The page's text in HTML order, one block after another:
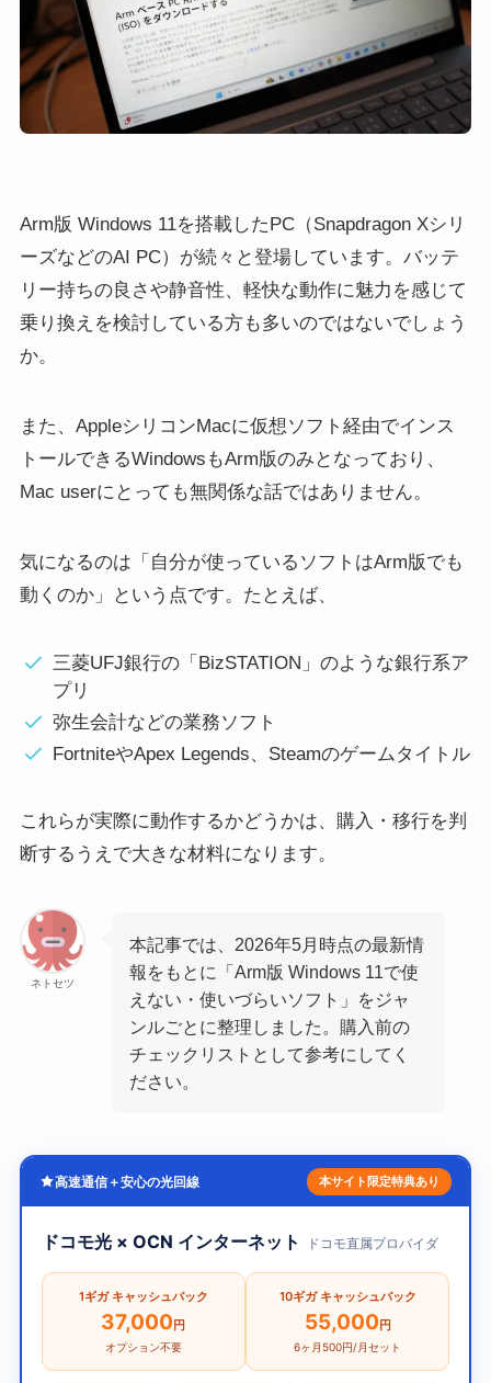
Arm版 Windows 11を搭載したPC（Snapdragon Xシリ
ーズなどのAI PC）が続々と登場しています。バッテ
リー持ちの良さや静音性、軽快な動作に魅力を感じて
乗り換えを検討している方も多いのではないでしょう
か。
また、AppleシリコンMacに仮想ソフト経由でインス
トールできるWindowsもArm版のみとなっており、
Mac userにとっても無関係な話ではありません。
気になるのは「自分が使っているソフトはArm版でも
動くのか」という点です。たとえば、
三菱UFJ銀行の「BizSTATION」のような銀行系ア
プリ
弥生会計などの業務ソフト
FortniteやApex Legends、Steamのゲームタイトル
これらが実際に動作するかどうかは、購入・移行を判
断するうえで大きな材料になります。
ネトセツ
本記事では、2026年5月時点の最新情
報をもとに「Arm版 Windows 11で使
えない・使いづらいソフト」をジャ
ンルごとに整理しました。購入前の
チェックリストとして参考にしてく
ださい。
高速通信＋安心の光回線 本サイト限定特典あり
ドコモ光 × OCN インターネット ドコモ直属プロバイダ
1ギガ キャッシュバック
37,000円
オプション不要
10ギガ キャッシュバック
55,000円
6ヶ月500円/月セット